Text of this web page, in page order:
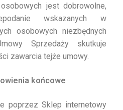
jest dobrowolne,
wskazanych w
osobowych niezbędnych
Sprzedaży skutkuje
zawarcia tejże umowy.
końcowe
poprzez Sklep internetowy